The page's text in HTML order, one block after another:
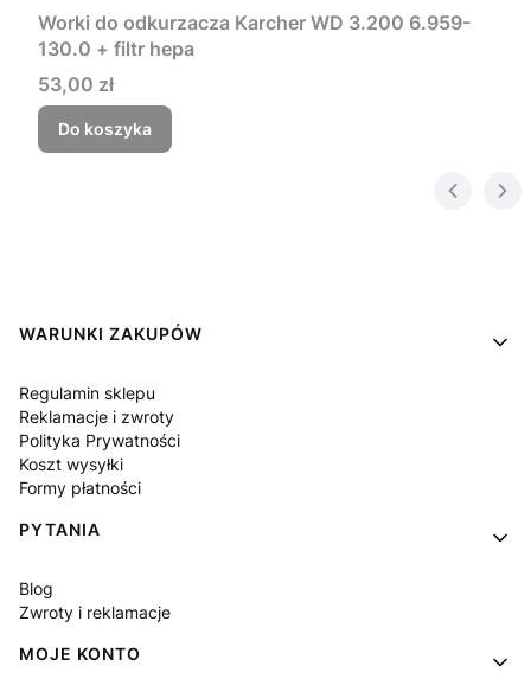
Worki do odkurzacza Karcher WD 3.200 6.959-
130.0 + filtr hepa
Cena
53,00 zł
Do koszyka
Linki w stopce
WARUNKI ZAKUPÓW
Regulamin sklepu
Reklamacje i zwroty
Polityka Prywatności
Koszt wysyłki
Formy płatności
PYTANIA
Blog
Zwroty i reklamacje
MOJE KONTO